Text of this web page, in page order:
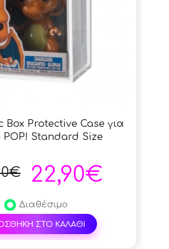
Box Protective Case για
POP! Standard Size
22,90€
Διαθέσιμο
ΣΤΟ ΚΑΛΑΘΙ